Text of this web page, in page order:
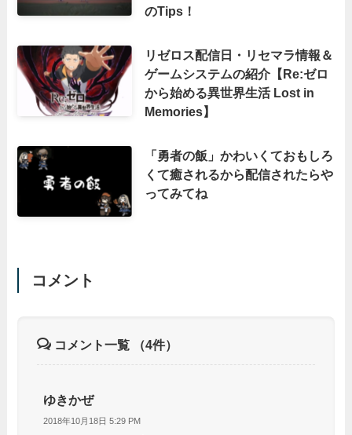
のTips！
リゼロス配信日・リセマラ情報＆
ゲームシステムの紹介【Re:ゼロ
から始める異世界生活 Lost in
Memories】
「勇者の飯」かわいくておもしろ
くて癒されるから配信されたらや
ってみてね
コメント
コメント一覧 （4件）
ゆきかぜ
2018年10月18日 5:29 PM